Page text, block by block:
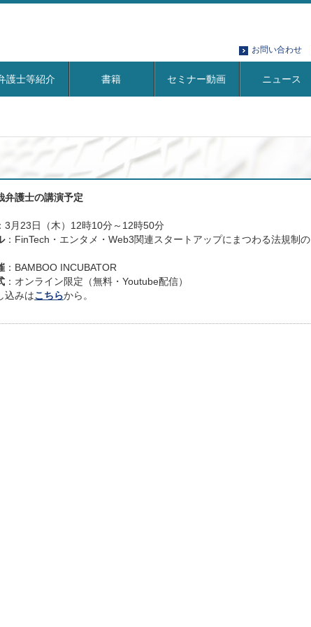
お問い合わせ
護士等紹介 書籍 セミナー動画 ニュース
弁護士の講演予定
：3月23日（木）12時10分～12時50分
：FinTech・エンタメ・Web3関連スタートアップにまつわる法規制の
：BAMBOO INCUBATOR
：オンライン限定（無料・Youtube配信）
込みはこちらから。